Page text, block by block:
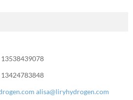
13538439078
13424783848
alisa@liryhydrogen.com